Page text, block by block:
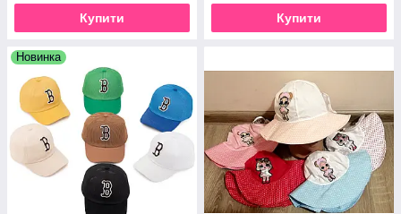
Купити Купити
Новинка